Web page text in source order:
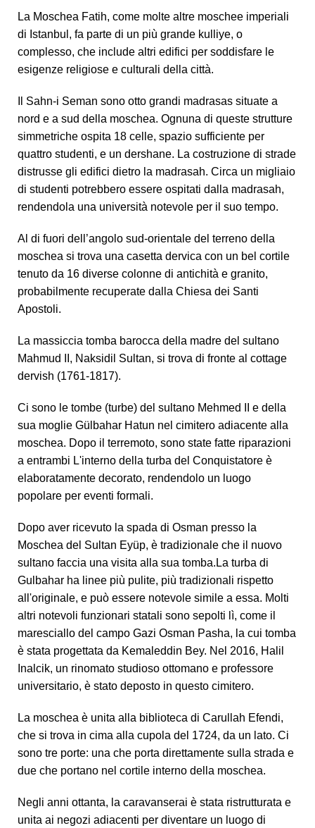
La Moschea Fatih, come molte altre moschee imperiali
di Istanbul, fa parte di un più grande kulliye, o
complesso, che include altri edifici per soddisfare le
esigenze religiose e culturali della città.
Il Sahn-i Seman sono otto grandi madrasas situate a
nord e a sud della moschea. Ognuna di queste strutture
simmetriche ospita 18 celle, spazio sufficiente per
quattro studenti, e un dershane. La costruzione di strade
distrusse gli edifici dietro la madrasah. Circa un migliaio
di studenti potrebbero essere ospitati dalla madrasah,
rendendola una università notevole per il suo tempo.
Al di fuori dell’angolo sud-orientale del terreno della
moschea si trova una casetta dervica con un bel cortile
tenuto da 16 diverse colonne di antichità e granito,
probabilmente recuperate dalla Chiesa dei Santi
Apostoli.
La massiccia tomba barocca della madre del sultano
Mahmud II, Naksidil Sultan, si trova di fronte al cottage
dervish (1761-1817).
Ci sono le tombe (turbe) del sultano Mehmed II e della
sua moglie Gülbahar Hatun nel cimitero adiacente alla
moschea. Dopo il terremoto, sono state fatte riparazioni
a entrambi L'interno della turba del Conquistatore è
elaboratamente decorato, rendendolo un luogo
popolare per eventi formali.
Dopo aver ricevuto la spada di Osman presso la
Moschea del Sultan Eyüp, è tradizionale che il nuovo
sultano faccia una visita alla sua tomba.La turba di
Gulbahar ha linee più pulite, più tradizionali rispetto
all'originale, e può essere notevole simile a essa. Molti
altri notevoli funzionari statali sono sepolti lì, come il
maresciallo del campo Gazi Osman Pasha, la cui tomba
è stata progettata da Kemaleddin Bey. Nel 2016, Halil
Inalcik, un rinomato studioso ottomano e professore
universitario, è stato deposto in questo cimitero.
La moschea è unita alla biblioteca di Carullah Efendi,
che si trova in cima alla cupola del 1724, da un lato. Ci
sono tre porte: una che porta direttamente sulla strada e
due che portano nel cortile interno della moschea.
Negli anni ottanta, la caravanserai è stata ristrutturata e
unita ai negozi adiacenti per diventare un luogo di